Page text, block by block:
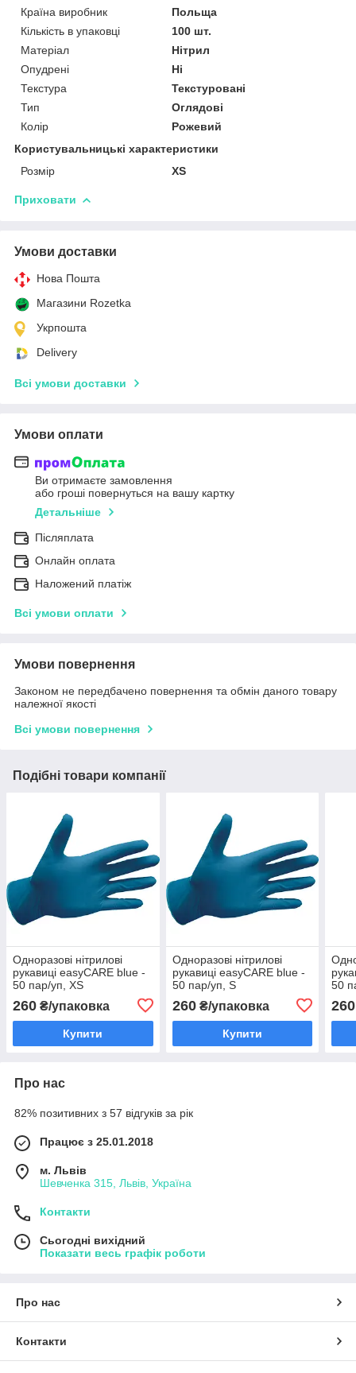
Країна виробник
Польща
Кількість в упаковці
100 шт.
Матеріал
Нітрил
Опудрені
Ні
Текстура
Текстуровані
Тип
Оглядові
Колір
Рожевий
Користувальницькі характеристики
Розмір
XS
Приховати
Умови доставки
Нова Пошта
Магазини Rozetka
Укрпошта
Delivery
Всі умови доставки
Умови оплати
Ви отримаєте замовлення
або гроші повернуться на вашу картку
Детальніше
Післяплата
Онлайн оплата
Наложений платіж
Всі умови оплати
Умови повернення
Законом не передбачено повернення та обмін даного товару
належної якості
Всі умови повернення
Подібні товари компанії
Одноразові нітрилові
рукавиці easyCARE blue -
50 пар/уп, XS
260 ₴/упаковка
Купити
Одноразові нітрилові
рукавиці easyCARE blue -
50 пар/уп, S
260₴/упаковка
Купити
50
260
Про нас
82% позитивних з 57 відгуків за рік
Працює з 25.01.2018
м. Львів
Шевченка 315, Львів, Україна
Контакти
Сьогодні вихідний
Показати весь графік роботи
Про нас
Контакти